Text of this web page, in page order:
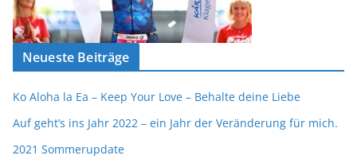
Neueste Beiträge
Ko Aloha la Ea – Keep Your Love – Behalte deine Liebe
Auf geht’s ins Jahr 2022 – ein Jahr der Veränderung für mich.
2021 Sommerupdate